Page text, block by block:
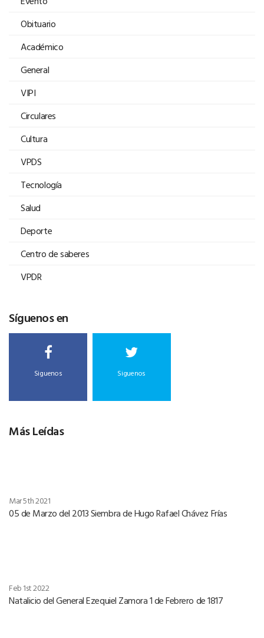
Obituario
Académico
General
VIPI
Circulares
Cultura
VPDS
Tecnología
Salud
Deporte
Centro de saberes
VPDR
Síguenos en
Siguenos Siguenos
Más Leídas
Mar 5th 2021
05 de Marzo del 2013 Siembra de Hugo Rafael Chávez Frías
Feb 1st 2022
Natalicio del General Ezequiel Zamora 1 de Febrero de 1817